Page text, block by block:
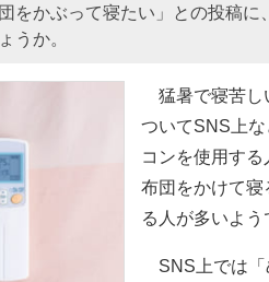
をかぶって寝たい」との投稿
うか。
猛暑で寝苦し
ついてSNS上
コンを使用す
布団をかけて寝
る人が多いよう
SNS上では「